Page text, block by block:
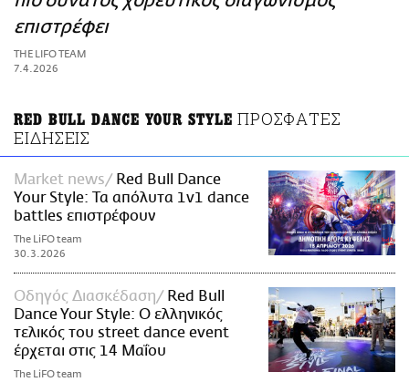
ΑΜΠΑ
PRINT
επιστρέφει
THE LIFO TEAM
7.4.2026
RED BULL DANCE YOUR STYLE ΠΡΟΣΦΑΤΕΣ
ΕΙΔΗΣΕΙΣ
Market news
Red Bull Dance
Your Style: Τα απόλυτα 1v1 dance
battles επιστρέφουν
The LiFO team
30.3.2026
Οδηγός Διασκέδαση
Red Bull
Dance Your Style: O ελληνικός
τελικός του street dance event
έρχεται στις 14 Μαΐου
The LiFO team